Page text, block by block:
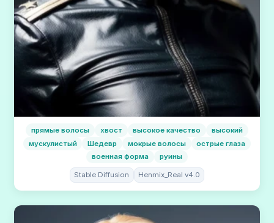
прямые волосы хвост высокое качество
высокий
мускулистый
Шедевр мокрые волосы
острые глаза
военная форма
руины
Stable Diffusion Henmix_Real v4.0